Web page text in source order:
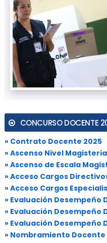
CONCURSO DOCENTE
» Contrato Docente 2025
» Ascenso Nivel
» Ascenso de Escala
» Acceso Cargos
» Acceso Cargos
» Evaluación Desempeño
» Evaluación Desempeño
» Evaluación Desempeño
» Nombramiento Docente